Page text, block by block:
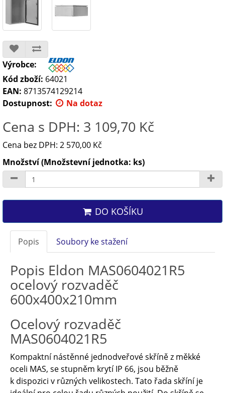
Výrobce:
Kód zboží: 64021
EAN: 8713574129214
Dostupnost:
Na dotaz
Cena s DPH: 3 109,70 Kč
Cena bez DPH: 2 570,00 Kč
Množství (Množstevní jednotka: ks)
DO KOŠÍKU
Popis Soubory ke stažení
Popis Eldon MAS0604021R5
ocelový rozvaděč
600x400x210mm
Ocelový rozvaděč
MAS0604021R5
Kompaktní nástěnné jednodveřové skříně z měkké
oceli MAS, se stupněm krytí IP 66, jsou běžně
k dispozici v různých velikostech. Tato řada skříní je